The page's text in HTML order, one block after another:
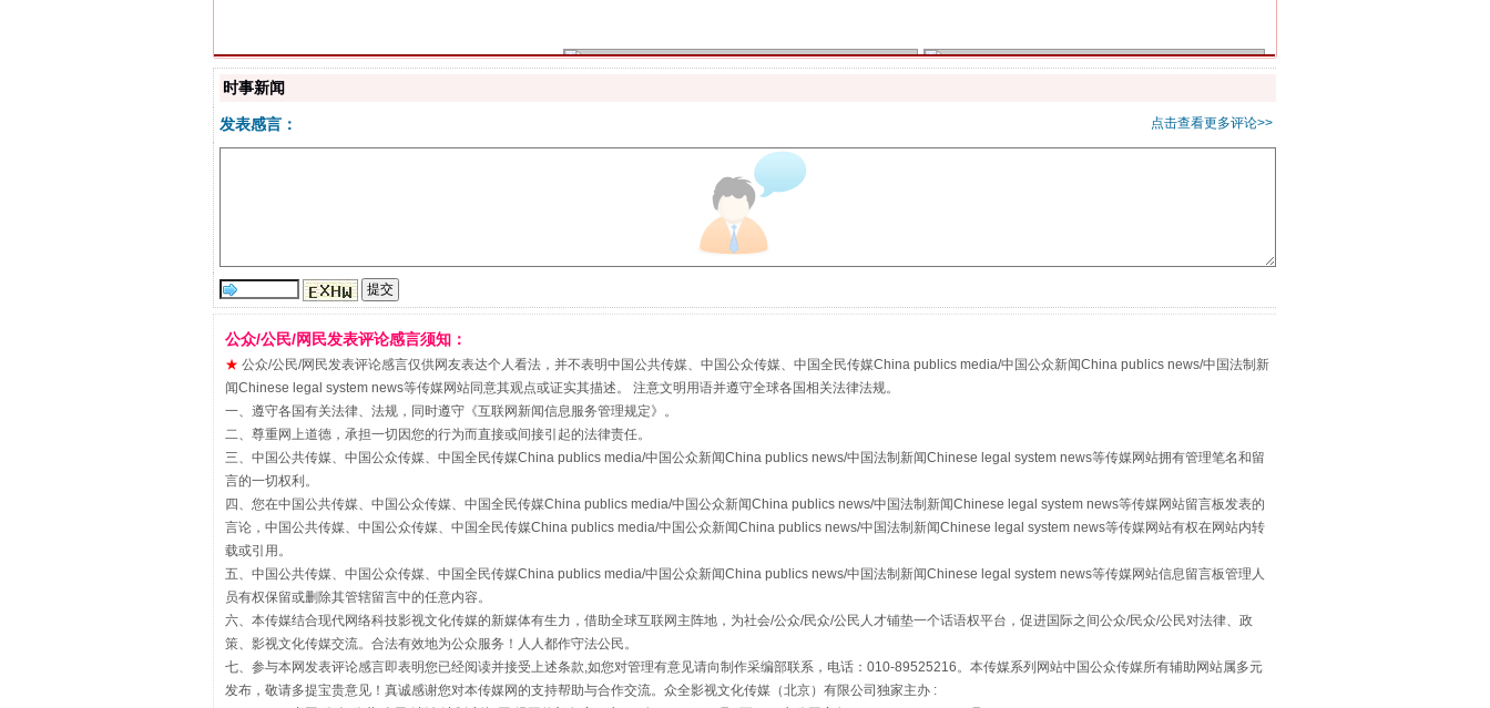
“刷贴”乱象丛生
揭批美国五大"原罪" "炒鞋教程"里的骗局 习近平的“航天情”
时事新闻
点击查看更多评论>>
发表感言：
公众/公民/网民发表评论感言须知：
★ 公众/公民/网民发表评论感言仅供网友表达个人看法，并不表明中国公共传媒、中国公众传媒、中国全民传媒China publics media/中国公众新闻China publics news/中国法制新
闻Chinese legal system news等传媒网站同意其观点或证实其描述。 注意文明用语并遵守全球各国相关法律法规。
一、遵守各国有关法律、法规，同时遵守《互联网新闻信息服务管理规定》。
二、尊重网上道德，承担一切因您的行为而直接或间接引起的法律责任。
三、中国公共传媒、中国公众传媒、中国全民传媒China publics media/中国公众新闻China publics news/中国法制新闻Chinese legal system news等传媒网站拥有管理笔名和留
言的一切权利。
四、您在中国公共传媒、中国公众传媒、中国全民传媒China publics media/中国公众新闻China publics news/中国法制新闻Chinese legal system news等传媒网站留言板发表的
言论，中国公共传媒、中国公众传媒、中国全民传媒China publics media/中国公众新闻China publics news/中国法制新闻Chinese legal system news等传媒网站有权在网站内转
载或引用。
五、中国公共传媒、中国公众传媒、中国全民传媒China publics media/中国公众新闻China publics news/中国法制新闻Chinese legal system news等传媒网站信息留言板管理人
员有权保留或删除其管辖留言中的任意内容。
六、本传媒结合现代网络科技影视文化传媒的新媒体有生力，借助全球互联网主阵地，为社会/公众/民众/公民人才铺垫一个话语权平台，促进国际之间公众/民众/公民对法律、政
策、影视文化传媒交流。合法有效地为公众服务！人人都作守法公民。
七、参与本网发表评论感言即表明您已经阅读并接受上述条款,如您对管理有意见请向制作采编部联系，电话：010-89525216。本传媒系列网站中国公众传媒所有辅助网站属多元
发布，敬请多提宝贵意见！真诚感谢您对本传媒网的支持帮助与合作交流。众全影视文化传媒（北京）有限公司独家主办 :